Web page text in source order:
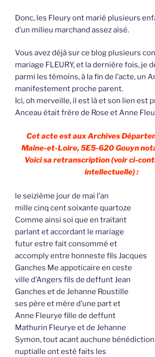
Donc, les Fleury ont marié plusieurs
d’un milieu marchand assez aisé.
Vous avez déjà sur ce blog plusieurs
mariage FLEURY, et la dernière fois, je
parmi les témoins, à la fin de l’acte, un
manifestement proche parent.
Ici, oh merveille, il est là et son lien est
Anceau était frère de Rose et Anne
Cet acte est aux Archives
Maine-et-Loire, 5E5-620 Gouyn
Voici sa retranscription (voir ci-
intellectuelle) :
le seizième jour de mai l’an
mille cinq cent soixante quartoze
Comme ainsi soi que en traitant
parlant et accordant le mariage
futur estre fait consommé et
accomply entre honneste fils Jacques
Ganches Me appoticaire en ceste
ville d’Angers fils de deffunt Jean
Ganches et de Jehanne Roustille
ses père et mère d’une part et
Anne Fleurye fille de deffunt
Mathurin Fleurye et de Jehanne
Symon, tout acant auchune bénédiction
nuptialle ont esté faits les